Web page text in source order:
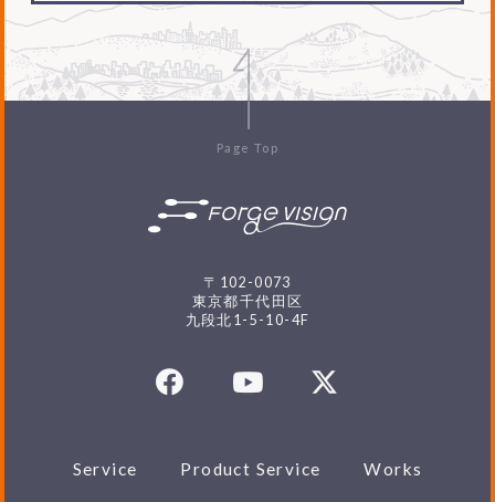
Page Top
〒102-0073
東京都千代田区
九段北1-5-10-4F
Service Product Service Works